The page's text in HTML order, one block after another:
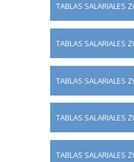
TABLAS
TABLAS
TABLAS SALARIALES
TABLAS SALARIALES
TABLAS SALARIALES